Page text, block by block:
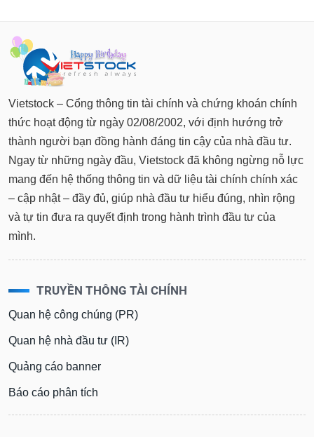
Vietstock – Cổng thông tin tài chính và chứng khoán chính
thức hoạt động từ ngày 02/08/2002, với định hướng trở
thành người bạn đồng hành đáng tin cậy của nhà đầu tư.
Ngay từ những ngày đầu, Vietstock đã không ngừng nỗ lực
mang đến hệ thống thông tin và dữ liệu tài chính chính xác
– cập nhật – đầy đủ, giúp nhà đầu tư hiểu đúng, nhìn rộng
và tự tin đưa ra quyết định trong hành trình đầu tư của
mình.
TRUYỀN THÔNG TÀI CHÍNH
Quan hệ công chúng (PR)
Quan hệ nhà đầu tư (IR)
Quảng cáo banner
Báo cáo phân tích